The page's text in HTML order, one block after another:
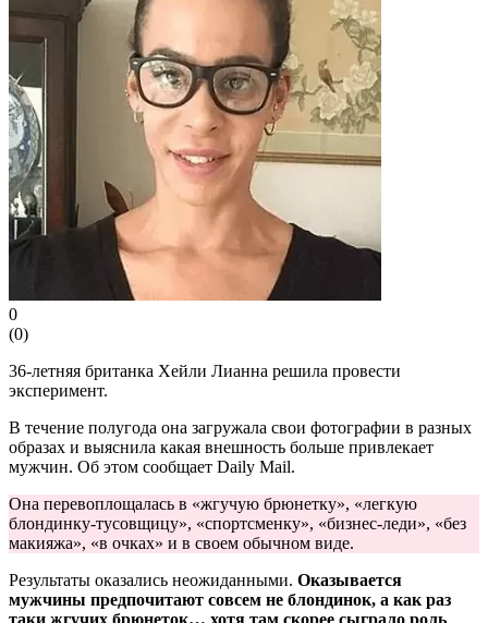
0
(0)
36-летняя британка Хейли Лианна решила провести
эксперимент.
В течение полугода она загружала свои фотографии в разных
образах и выяснила какая внешность больше привлекает
мужчин. Об этом сообщает Daily Mail.
Она перевоплощалась в «жгучую брюнетку», «легкую
блондинку-тусовщицу», «спортсменку», «бизнес-леди», «без
макияжа», «в очках» и в своем обычном виде.
Результаты оказались неожиданными. Оказывается
мужчины предпочитают совсем не блондинок, а как раз